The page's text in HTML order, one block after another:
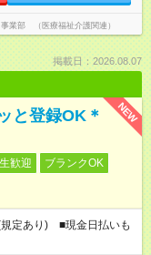
業部 （医療福祉介護関連）
掲載日：2026.08.07
NEW
と登録OK＊
歓迎
ブランクOK
定あり) ■現金日払いも